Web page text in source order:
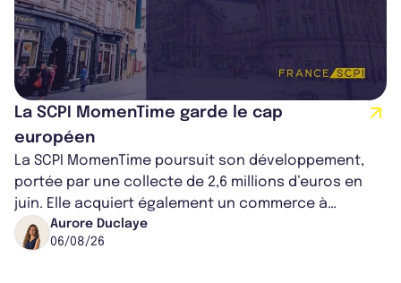
La SCPI MomenTime garde le cap
européen
La SCPI MomenTime poursuit son développement,
portée par une collecte de 2,6 millions d’euros en
juin. Elle acquiert également un commerce à
Worcester, place une plateforme logisti...
Aurore Duclaye
06/08/26